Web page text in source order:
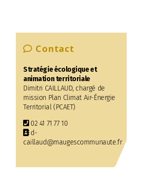
Contact
Stratégie écologique et
animation territoriale
Dimitri CAILLAUD, chargé de
mission Plan Climat Air-Énergie
Territorial (PCAET)
02 41 71 77 10
d-
caillaud@maugescommunaute.fr